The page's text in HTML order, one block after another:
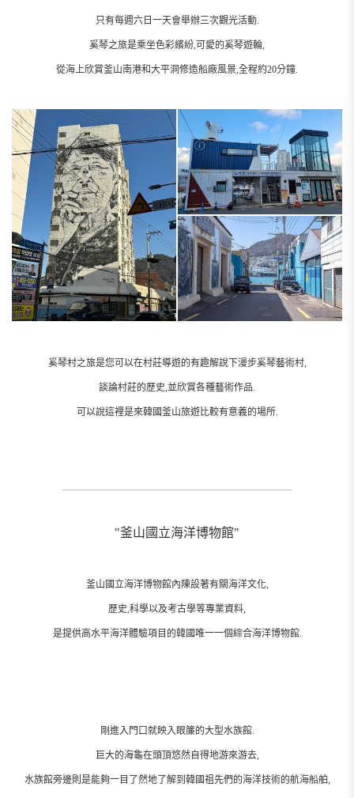
只有每週六日一天會舉辦三次觀光活動.
奚琴之旅是乘坐色彩繽紛,可愛的奚琴遊輪,
從海上欣賞釜山南港和大平洞修造船廠風景,全程約20分鐘.
奚琴村之旅是您可以在村莊導遊的有趣解說下漫步奚琴藝術村,
談論村莊的歷史,並欣賞各種藝術作品.
可以說這裡是來韓國釜山旅遊比較有意義的場所.
"釜山國立海洋博物館"
釜山國立海洋博物館內陳設著有關海洋文化,
歷史,科學以及考古學等專業資料,
是提供高水平海洋體驗項目的韓國唯一一個綜合海洋博物館.
剛進入門口就映入眼簾的大型水族館.
巨大的海龜在頭頂悠然自得地游來游去,
水族館旁邊則是能夠一目了然地了解到韓國祖先們的海洋技術的航海船舶,